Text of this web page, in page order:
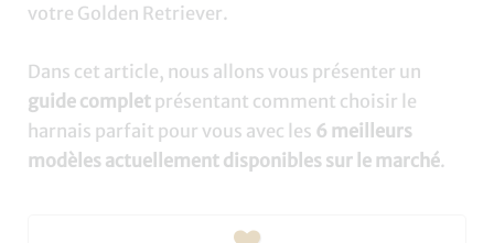
votre Golden Retriever.
Dans cet article, nous allons vous présenter un
guide complet présentant comment choisir le
harnais parfait pour vous avec les 6 meilleurs
modèles actuellement disponibles sur le marché.